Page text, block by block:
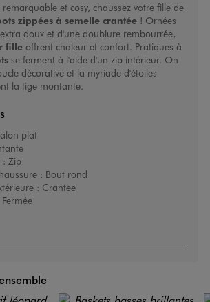
remarquable et cosy, chaussez votre fille de
zippées à semelle crantée! Ornées
doux et d'une doublure rembourrée,
filleoffrent chaleur et confort. Pratiques à
se ferment à l'aide d'un zip intérieur. On
décorative et la myriade d'étoiles
la tige montante.
plat
: Zip
: Bout rond
: Crantee
Fermée